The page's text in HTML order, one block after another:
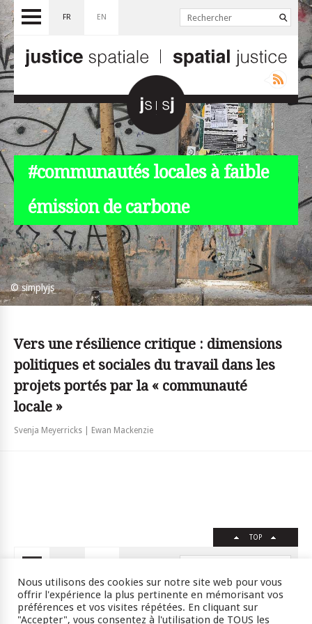
© simplyjs
FR EN
#communautés locales à faible
émission de carbone
Vers une résilience critique : dimensions
politiques et sociales du travail dans les
projets portés par la « communauté
locale »
Svenja Meyerricks | Ewan Mackenzie
TOP
Crédits RSS Plan du site
Nous utilisons des cookies sur notre site web pour vous
offrir l'expérience la plus pertinente en mémorisant vos
préférences et vos visites répétées. En cliquant sur
"Accepter", vous consentez à l'utilisation de TOUS les